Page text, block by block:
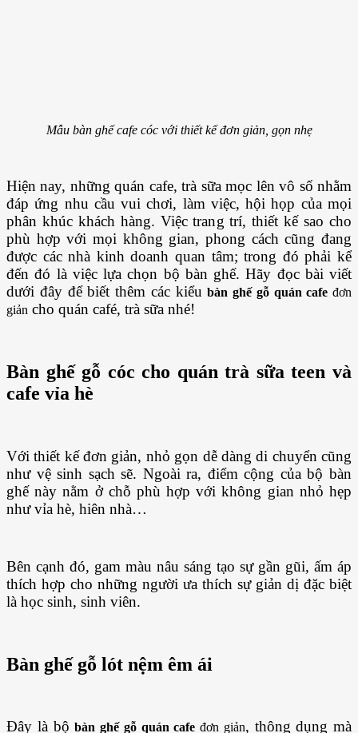
Mẫu bàn ghế cafe cóc với thiết kế đơn giản, gọn nhẹ
Hiện nay, những quán cafe, trà sữa mọc lên vô số nhằm
đáp ứng nhu cầu vui chơi, làm việc, hội họp của mọi
phân khúc khách hàng. Việc trang trí, thiết kế sao cho
phù hợp với mọi không gian, phong cách cũng đang
được các nhà kinh doanh quan tâm; trong đó phải kể
đến đó là việc lựa chọn bộ bàn ghế. Hãy đọc bài viết
dưới đây để biết thêm các kiểubàn ghế gỗ quán cafe đơn
giản cho quán café, trà sữa nhé!
Bàn ghế gỗ cóc cho quán trà sữa teen và
cafe vỉa hè
Với thiết kế đơn giản, nhỏ gọn dễ dàng di chuyển cũng
như vệ sinh sạch sẽ. Ngoài ra, điểm cộng của bộ bàn
ghế này nằm ở chỗ phù hợp với không gian nhỏ hẹp
như vỉa hè, hiên nhà…
Bên cạnh đó, gam màu nâu sáng tạo sự gần gũi, ấm áp
thích hợp cho những người ưa thích sự giản dị đặc biệt
là học sinh, sinh viên.
Bàn ghế gỗ lót nệm êm ái
Đây là bộbàn ghế gỗ quán cafe đơn giản, thông dụng mà